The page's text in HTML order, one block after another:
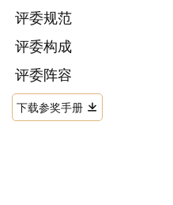
评委规范
评委构成
评委阵容
下载参奖手册